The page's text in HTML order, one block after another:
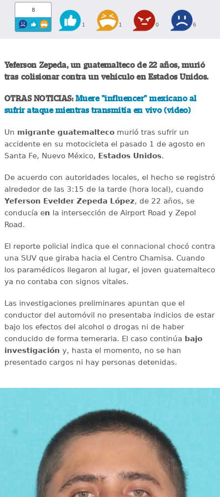
8
1 1 0 6
Yeferson Zepeda, un guatemalteco de 22 años, murió
tras colisionar contra un vehículo en Estados Unidos.
OTRAS NOTICIAS: Muere "influencer" mexicano al
sufrir ataque mientras transmitía en vivo (video)
Un migrante guatemaltecomurió tras sufrir un
accidente en su motocicleta el pasado 1 de agosto en
Santa Fe, Nuevo México, Estados Unidos.
De acuerdo con autoridades locales, el hecho se registró
alrededor de las 3:15 de la tarde (hora local), cuando
Yeferson Evelder Zepeda López, de 22 años, se
conducía en la intersección de Airport Road y Zepol
Road.
El reporte policial indica que el connacional chocó contra
una SUV que giraba hacia el Centro Chamisa. Cuando
los paramédicos llegaron al lugar, el joven guatemalteco
ya no contaba con signos vitales.
Las investigaciones preliminares apuntan que el
conductor del automóvil no presentaba indicios de estar
bajo los efectos del alcohol o drogas ni de haber
conducido de forma temeraria. El caso continúa bajo
investigación y, hasta el momento, no se han
presentado cargos ni hay personas detenidas.